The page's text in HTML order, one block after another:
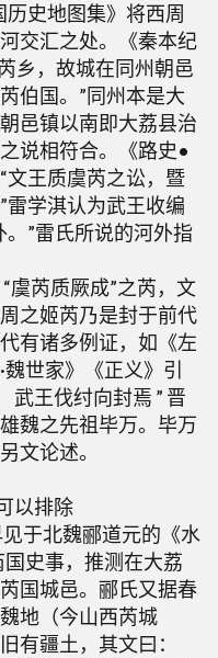
历史地图集》将西周
交汇之处。《秦本纪
乡，故城在同州朝邑
伯国。”同州本是大
邑镇以南即大荔县治
说相符合。《路史•
文王质虞芮之讼，暨
雷学淇认为武王收编
”雷氏所说的河外指
虞芮质厥成”之芮，文
之姬芮乃是封于前代
有诸多例证，如《左
世家》《正义》引
武王伐纣向封焉 ” 晋
魏之先祖毕万。毕万
文论述。
以排除
于北魏郦道元的《水
史事，推测在大荔
国城邑。郦氏又据春
地（今山西芮城
有疆土，其文曰：